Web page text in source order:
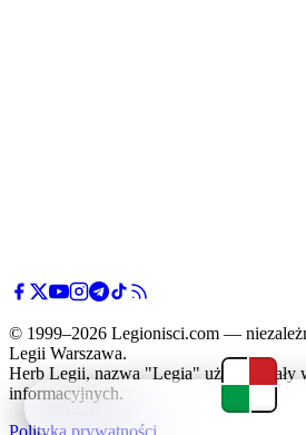
© 1999–2026 Legionisci.com —
Legii Warszawa.
Herb Legii, nazwa "Legia" użyte zostały
informacyjnych.
Polityka prywatności